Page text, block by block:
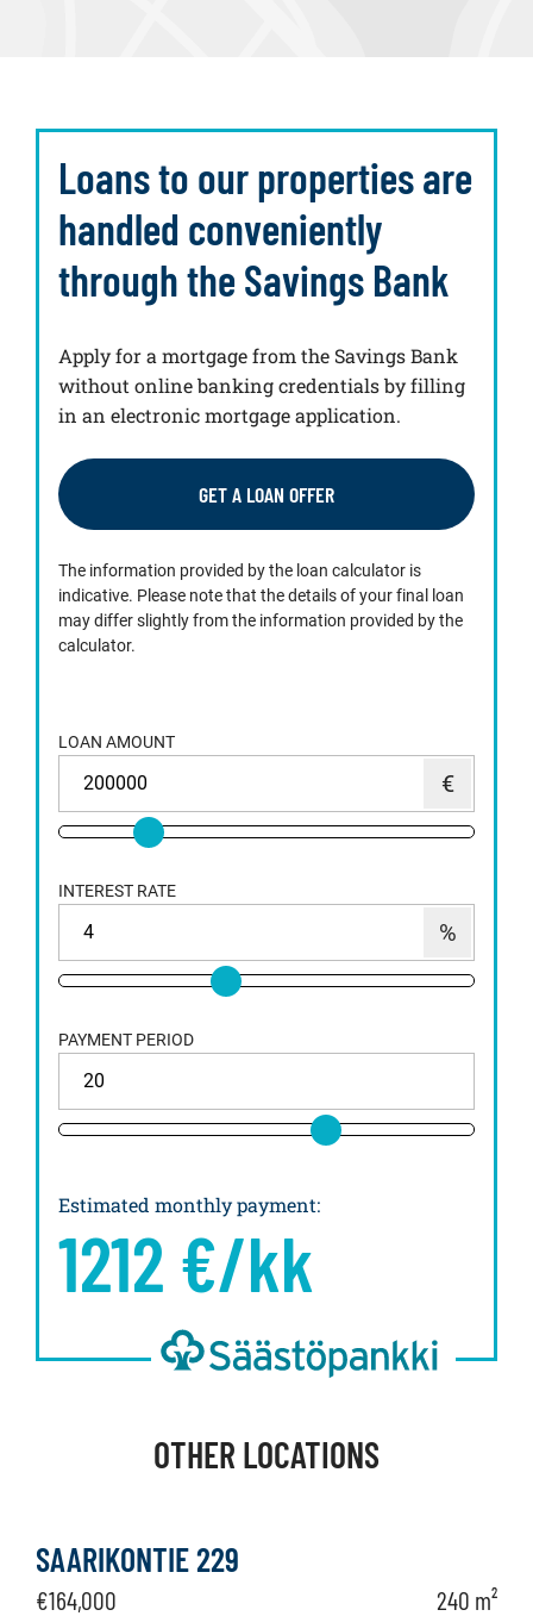
Loans to our properties are
handled conveniently
through the Savings Bank
Apply for a mortgage from the Savings Bank
without online banking credentials by filling
in an electronic mortgage application.
GET A LOAN OFFER
The information provided by the loan calculator is
indicative. Please note that the details of your final loan
may differ slightly from the information provided by the
calculator.
LOAN AMOUNT
INTEREST RATE
PAYMENT PERIOD
Estimated monthly payment:
1212 €/kk
OTHER LOCATIONS
SAARIKONTIE 229
€164,000 240 m²